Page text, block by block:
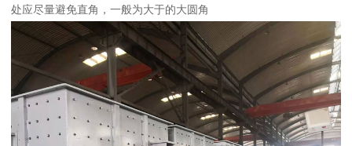
处应尽量避免直角，一般为大于的大圆角